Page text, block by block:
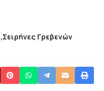
Σειρήνες Γρεβενών